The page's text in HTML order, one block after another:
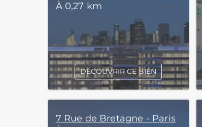
À 0,27 km
DÉCOUVRIR CE BIEN
7 Rue de Bretagne - Paris